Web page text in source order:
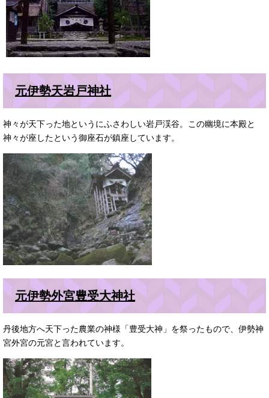
元伊勢天岩戸神社
神々が天下った地というにふさわしい岩戸渓谷。この幽境に本殿と
神々が座したという御座石が鎮座しています。
元伊勢外宮豊受大神社
丹後地方へ天下った農業の神様「豊受大神」を祭ったもので、伊勢神
宮外宮の元宮と言われています。